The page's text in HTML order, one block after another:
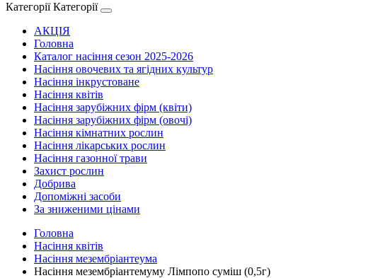
Категорії Категорії
АКЦІЯ
Головна
Каталог насіння сезон 2025-2026
Насіння овочевих та ягідних культур
Насіння інкрустоване
Насіння квітів
Насіння зарубіжних фірм (квіти)
Насіння зарубіжних фірм (овочі)
Насіння кімнатних рослин
Насіння лікарських рослин
Насіння газонної трави
Захист рослин
Добрива
Допоміжні засоби
За зниженими цінами
Головна
Насіння квітів
Насіння мезембріантеума
Насіння мезембріантемуму Лімпопо суміш (0,5г)